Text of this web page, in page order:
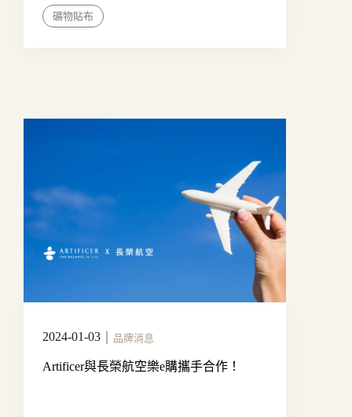
礦物貼布
2024-01-03 品牌消息
Artificer與長榮航空樂e購攜手合作！